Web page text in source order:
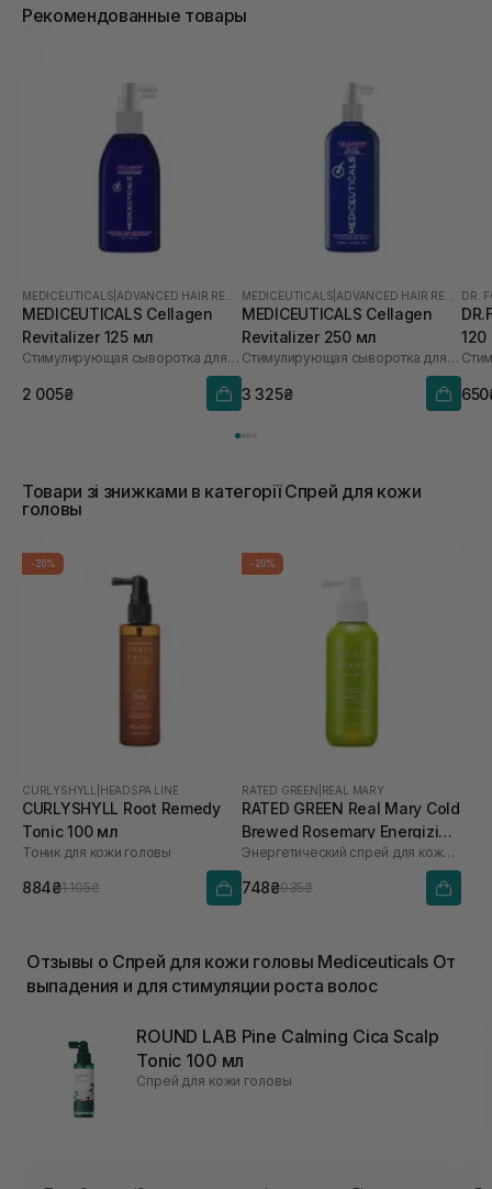
Рекомендованные товары
MEDICEUTICALS
MEDICEUTICALS Cellagen
Revitalizer 125 мл
Стимулирующая сыворотка для роста волос и здоровья кожи головы
2 005₴
MEDICEUTICALS
MEDICEUTICALS Cellagen
Revitalizer 250 мл
Стимулирующая сыворотка для роста волос и здоровья кожи головы
3 325₴
DR.
Товари зі знижками в категорії Спрей для кожи
головы
-20%
CURLYSHYLL HEADSPA LINE
CURLYSHYLL Root Remedy
Tonic 100 мл
Тоник для кожи головы
884₴1 105₴
-20%
RATED GREEN REAL MARY
RATED GREEN Real Mary Cold
Brewed Rosemary Energizing
Scalp Spray 120 мл
Энергетический спрей для кожи головы с розмарином
748₴935₴
Отзывы о Спрей для кожи головы Mediceuticals От
выпадения и для стимуляции роста волос
ROUND LAB Pine Calming Cica Scalp
Tonic 100 мл
Спрей для кожи головы